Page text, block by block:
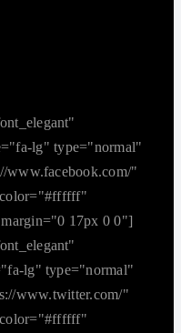
lg" type="normal"
www.facebook.com/"
17px 0 0"]
lg" type="normal"
www.twitter.com/"